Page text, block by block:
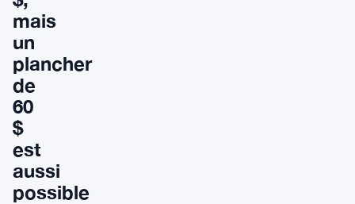
mais
un
plancher
de
60
$
est
aussi
possible